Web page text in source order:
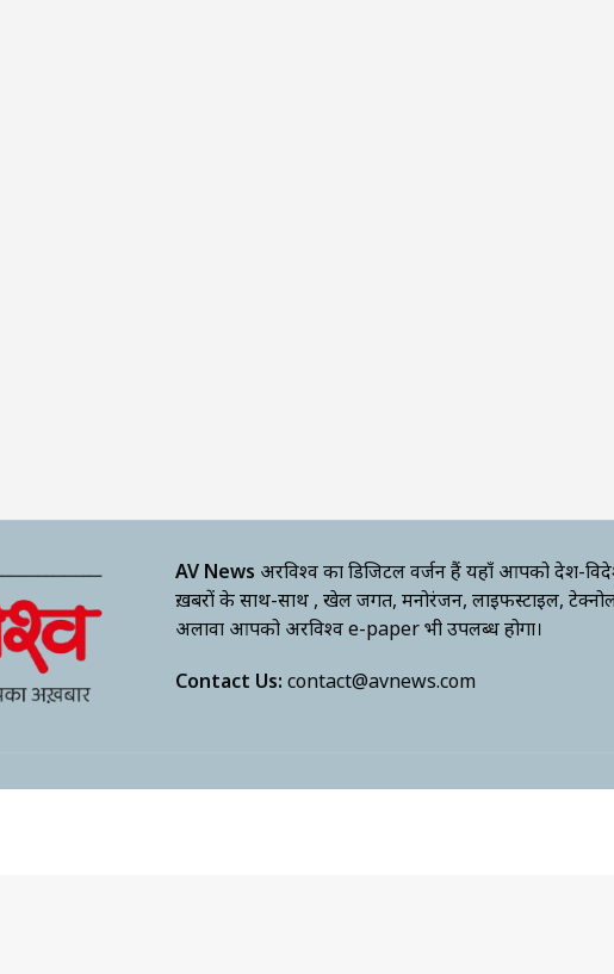
AV News अक्षरविश्व का डिजिटल वर्जन हैं यहाँ आपको देश-
ख़बरों के साथ-साथ , खेल जगत, मनोरंजन, लाइफस्टाइल,
अलावा आपको अक्षरविश्व e-paper भी उपलब्ध होगा।
Contact Us: contact@avnews.com